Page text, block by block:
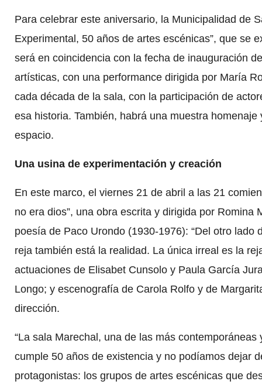
Para celebrar este aniversario, la Municipalidad de
Experimental, 50 años de artes escénicas”, que se
será en coincidencia con la fecha de inauguración
artísticas, con una performance dirigida por María
cada década de la sala, con la participación de
esa historia. También, habrá una muestra
espacio.
Una usina de experimentación y creación
En este marco, el viernes 21 de abril a las 21
no era dios”, una obra escrita y dirigida por
poesía de Paco Urondo (1930-1976): “Del otro
reja también está la realidad. La única irreal es la
actuaciones de Elisabet Cunsolo y Paula García
Longo; y escenografía de Carola Rolfo y de
dirección.
“La sala Marechal, una de las más
cumple 50 años de existencia y no podíamos dejar
protagonistas: los grupos de artes escénicas que